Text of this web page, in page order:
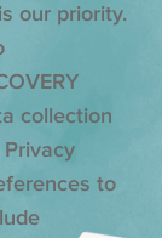
our priority.
collection
to